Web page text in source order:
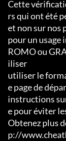
Cette
rs qui ont été
et non sur nos
pour un usage
ROMO ou
iliser
utiliser le
e page de
instructions
e pour éviter
Obtenez plus
p://